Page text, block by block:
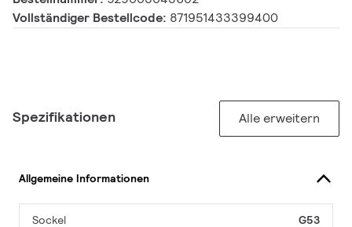
Vollständiger Bestellcode: 871951433399400
Spezifikationen Alle erweitern
Allgemeine Informationen
Sockel G53